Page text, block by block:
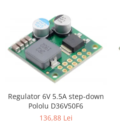
Regulator 6V 5.5A step-down
Pololu D36V50F6
136,88 Lei